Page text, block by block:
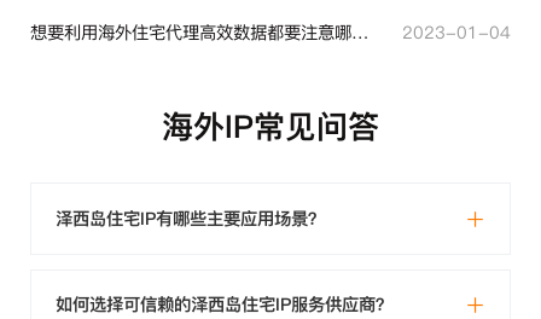
想要利用海外住宅代理高效数据都要注意哪些地方？
2023-01-04
海外IP常见问答
泽西岛住宅IP有哪些主要应用场景？
如何选择可信赖的泽西岛住宅IP服务供应商？